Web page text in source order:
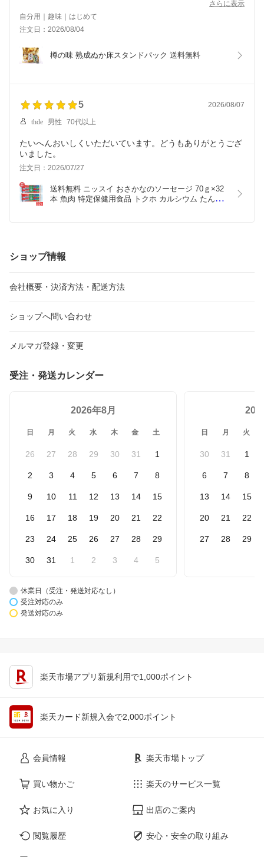
最初はちょっと硬くてなじまなかったうえに塩辛かったです
がどんどん漬け込んでたら徐々にコナレてきて味も落ち着い
てきました
もうちょっと慣らしたらヌカのカスタマイズもちょっと興味
あります
さらに表示
自分用｜趣味｜はじめて
注文日：2026/08/04
樽の味 熟成ぬか床スタンドパック 送料無料
5 2026/08/07
thde 男性 70代以上
たいへんおいしくいただいています。どうもありがとうござ
いました。
注文日：2026/07/27
送料無料 ニッスイ おさかなのソーセージ 70ｇ×32
本 魚肉 特定保健用食品 トクホ カルシウム たんぱ
ショップ情報
会社概要・決済方法・配送方法
ショップへ問い合わせ
メルマガ登録・変更
受注・発送カレンダー
2026年8月
日 月 火 水 木 金 土
26 27 28 29 30 31 1
2 3 4 5 6 7 8
9 10 11 12 13 14 15
16 17 18 19 20 21 22
23 24 25 26 27 28 29
30 31 1 2 3 4 5
日 月 火
30 31 1
6 7 8
13 14 15
20 21 22
27 28 29
休業日（受注・発送対応なし）
受注対応のみ
発送対応のみ
楽天市場アプリ新規利用で1,000ポイント
楽天カード新規入会で2,000ポイント
会員情報
買い物かご
お気に入り
閲覧履歴
楽天市場トップ
楽天のサービス一覧
出店のご案内
安心・安全の取り組み